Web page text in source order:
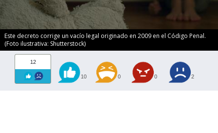
Este decreto corrige un vacío legal originado en 2009 en el Código Penal.
(Foto ilustrativa: Shutterstock)
12
10 0 0 2